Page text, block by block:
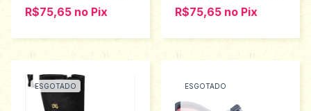
R$75,65 no Pix R$75,65 no Pix
ESGOTADO ESGOTADO